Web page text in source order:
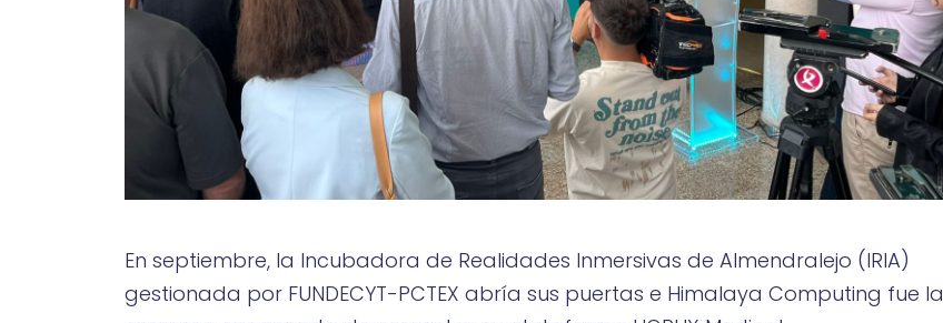
En septiembre, la Incubadora de Realidades Inmersivas de Almendralejo (IRIA)
gestionada por FUNDECYT-PCTEX abría sus puertas e Himalaya Computing fue la